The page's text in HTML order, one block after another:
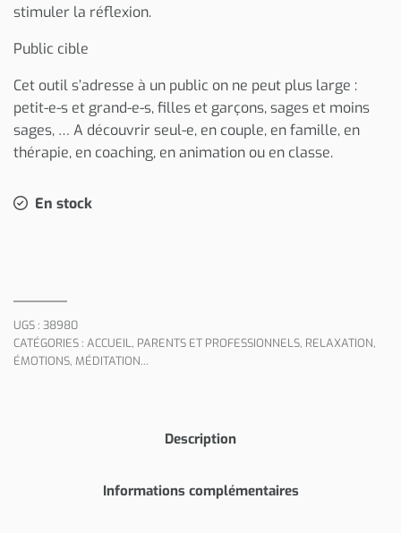
stimuler la réflexion.
Public cible
Cet outil s’adresse à un public on ne peut plus large :
petit-e-s et grand-e-s, filles et garçons, sages et moins
sages, … A découvrir seul-e, en couple, en famille, en
thérapie, en coaching, en animation ou en classe.
En stock
UGS : 38980
CATÉGORIES : ACCUEIL, PARENTS ET PROFESSIONNELS, RELAXATION,
ÉMOTIONS, MÉDITATION...
Description
Informations complémentaires